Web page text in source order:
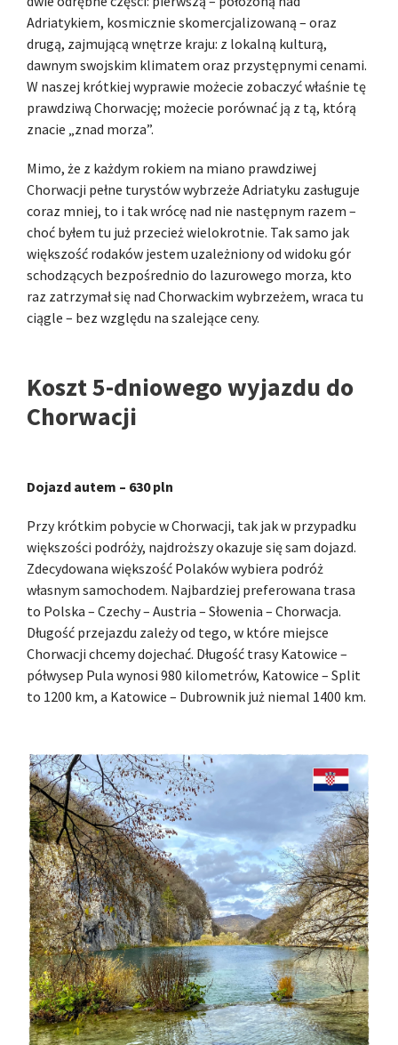
Adriatykiem, kosmicznie skomercjalizowaną – oraz
drugą, zajmującą wnętrze kraju: z lokalną kulturą,
dawnym swojskim klimatem oraz przystępnymi cenami.
W naszej krótkiej wyprawie możecie zobaczyć właśnie tę
prawdziwą Chorwację; możecie porównać ją z tą, którą
znacie „znad morza”.
Mimo, że z każdym rokiem na miano prawdziwej
Chorwacji pełne turystów wybrzeże Adriatyku zasługuje
coraz mniej, to i tak wrócę nad nie następnym razem –
choć byłem tu już przecież wielokrotnie. Tak samo jak
większość rodaków jestem uzależniony od widoku gór
schodzących bezpośrednio do lazurowego morza, kto
raz zatrzymał się nad Chorwackim wybrzeżem, wraca tu
ciągle – bez względu na szalejące ceny.
Koszt 5-dniowego wyjazdu do
Chorwacji
Dojazd autem – 630 pln
Przy krótkim pobycie w Chorwacji, tak jak w przypadku
większości podróży, najdroższy okazuje się sam dojazd.
Zdecydowana większość Polaków wybiera podróż
własnym samochodem. Najbardziej preferowana trasa
to Polska – Czechy – Austria – Słowenia – Chorwacja.
Długość przejazdu zależy od tego, w które miejsce
Chorwacji chcemy dojechać. Długość trasy Katowice –
półwysep Pula wynosi 980 kilometrów, Katowice – Split
to 1200 km, a Katowice – Dubrownik już niemal 1400 km.